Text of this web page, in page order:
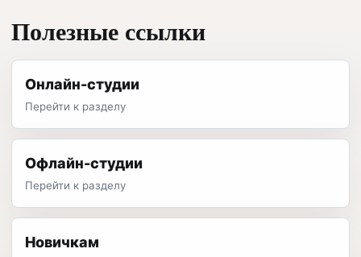
Полезные ссылки
Онлайн-студии
Перейти к разделу
Офлайн-студии
Перейти к разделу
Новичкам